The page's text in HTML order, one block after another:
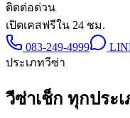
ติดต่อด่วน
เปิดเคสฟรีใน 24 ชม.
083-249-4999
ประเภทวีซ่า
วีซ่าเช็ก ทุกประ